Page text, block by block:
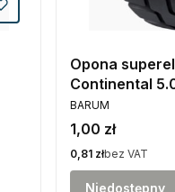
Opona
Continental
PRODUCENT
BARUM
Cena
1,00 zł
Cena
0,81 złbez VAT
Niedostępny